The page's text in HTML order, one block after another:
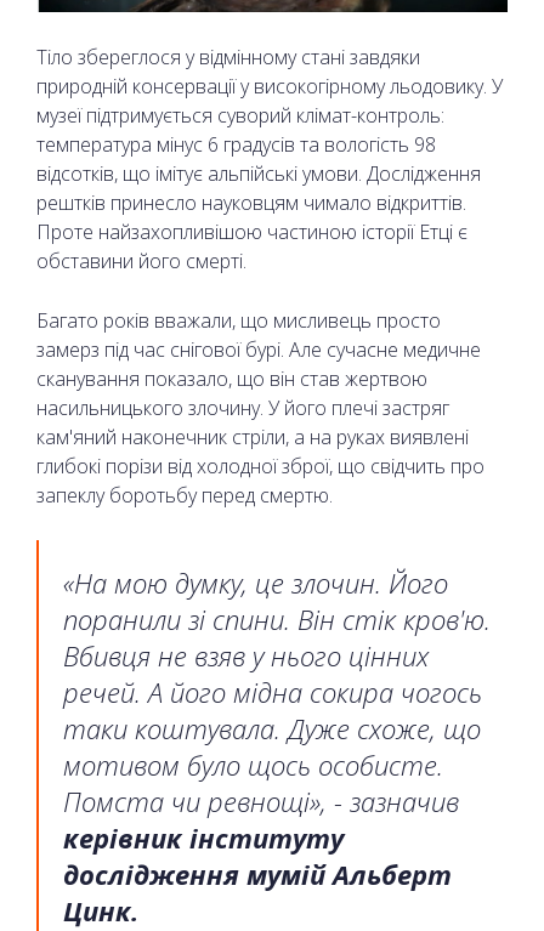
Тіло збереглося у відмінному стані завдяки
природній консервації у високогірному льодовику. У
музеї підтримується суворий клімат-контроль:
температура мінус 6 градусів та вологість 98
відсотків, що імітує альпійські умови. Дослідження
рештків принесло науковцям чимало відкриттів.
Проте найзахопливішою частиною історії Етці є
обставини його смерті.
Багато років вважали, що мисливець просто
замерз під час снігової бурі. Але сучасне медичне
сканування показало, що він став жертвою
насильницького злочину. У його плечі застряг
кам'яний наконечник стріли, а на руках виявлені
глибокі порізи від холодної зброї, що свідчить про
запеклу боротьбу перед смертю.
«На мою думку, це злочин. Його
поранили зі спини. Він стік кров'ю.
Вбивця не взяв у нього цінних
речей. А його мідна сокира чогось
таки коштувала. Дуже схоже, що
мотивом було щось особисте.
Помста чи ревнощі», - зазначив
керівник інституту
дослідження мумій Альберт
Цинк.